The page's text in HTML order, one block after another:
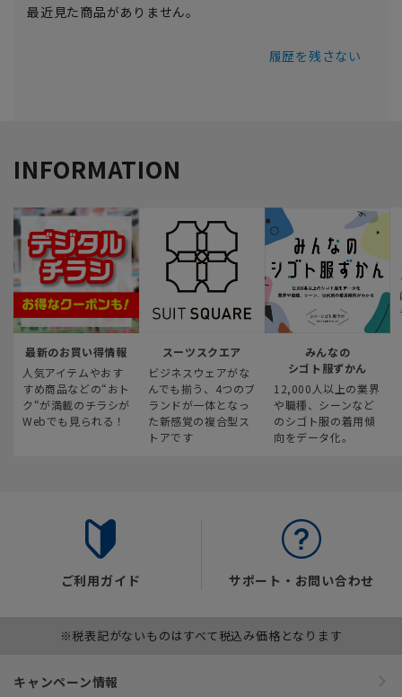
最近見た商品がありません。
履歴を残さない
INFORMATION
最新のお買い得情報
人気アイテムやおす
すめ商品などの“おト
ク“が満載のチラシが
Webでも見られる！
スーツスクエア
ビジネスウェアがな
んでも揃う、4つのブ
ランドが一体となっ
た新感覚の複合型ス
トアです
みんなの
シゴト服ずかん
12,000人以上の業界
や職種、シーンなど
のシゴト服の着用傾
向をデータ化。
ご利用ガイド サポート・お問い合わせ
※税表記がないものはすべて税込み価格となります
キャンペーン情報